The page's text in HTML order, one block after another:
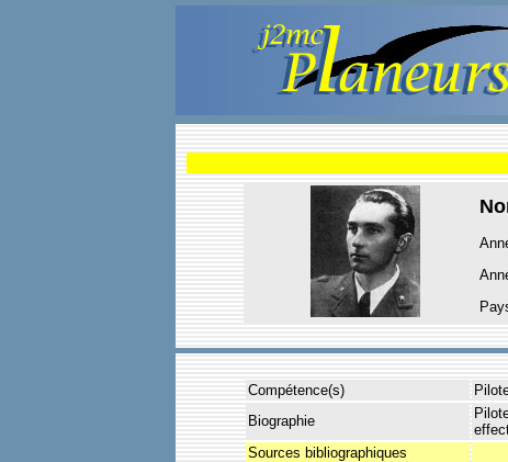
Compétence(s)
Biographie
Sources bibliographiques